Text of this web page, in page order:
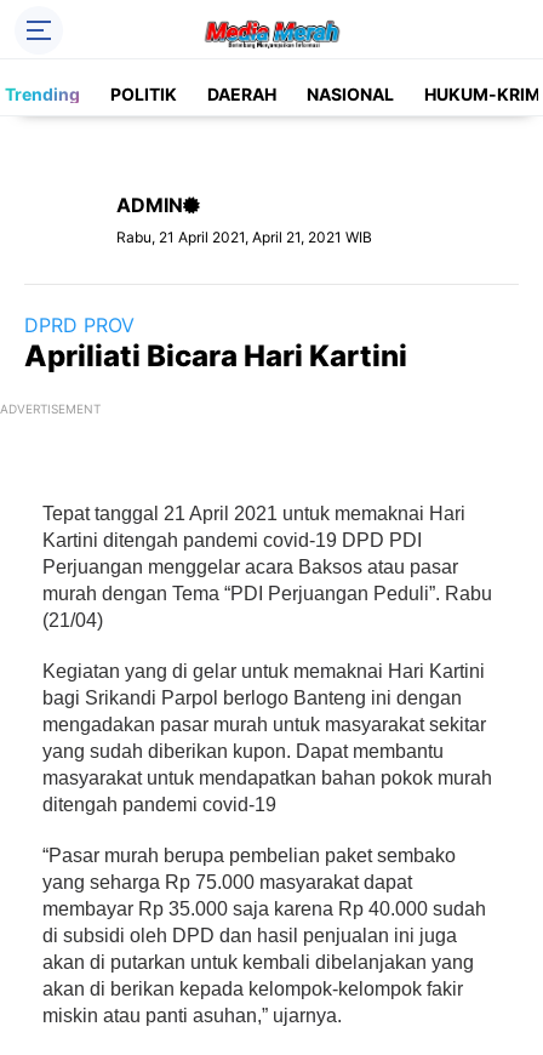
Header Social Media
Facebook
YouTube
Trending POLITIK DAERAH NASIONAL HUKUM-
ADMIN
Rabu, 21 April 2021, April 21, 2021 WIB
DPRD PROV
Apriliati Bicara Hari Kartini
ADVERTISEMENT
Tepat tanggal 21 April 2021 untuk memaknai Hari
Kartini ditengah pandemi covid-19 DPD PDI
Perjuangan menggelar acara Baksos atau pasar
murah dengan Tema “PDI Perjuangan Peduli”. Rabu
(21/04)
Kegiatan yang di gelar untuk memaknai Hari Kartini
bagi Srikandi Parpol berlogo Banteng ini dengan
mengadakan pasar murah untuk masyarakat sekitar
yang sudah diberikan kupon. Dapat membantu
masyarakat untuk mendapatkan bahan pokok murah
ditengah pandemi covid-19
“Pasar murah berupa pembelian paket sembako
yang seharga Rp 75.000 masyarakat dapat
membayar Rp 35.000 saja karena Rp 40.000 sudah
di subsidi oleh DPD dan hasil penjualan ini juga
akan di putarkan untuk kembali dibelanjakan yang
akan di berikan kepada kelompok-kelompok fakir
miskin atau panti asuhan,” ujarnya.